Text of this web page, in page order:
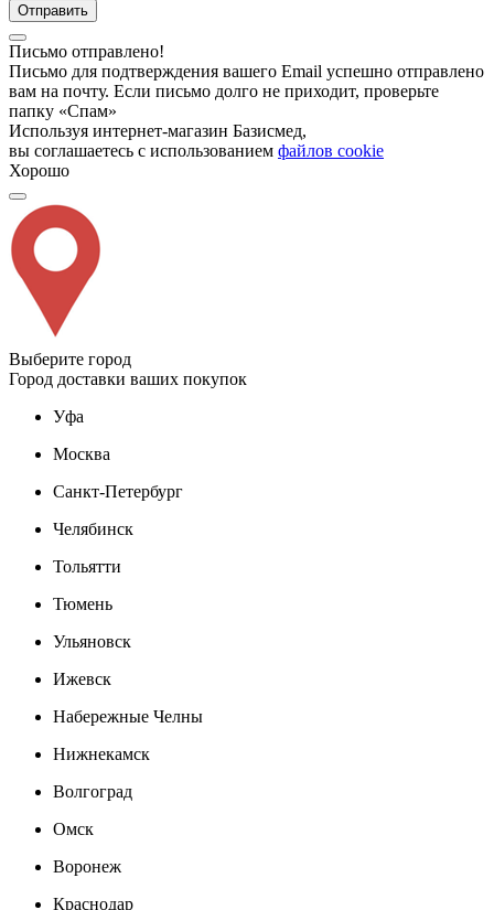
Отправить
Письмо отправлено!
Письмо для подтверждения вашего Email успешно отправлено
вам на почту. Если письмо долго не приходит, проверьте
папку «Спам»
Используя интернет-магазин Базисмед,
вы соглашаетесь с использованием файлов cookie
Хорошо
Выберите город
Город доставки ваших покупок
Уфа
Москва
Санкт-Петербург
Челябинск
Тольятти
Тюмень
Ульяновск
Ижевск
Набережные Челны
Нижнекамск
Волгоград
Омск
Воронеж
Краснодар